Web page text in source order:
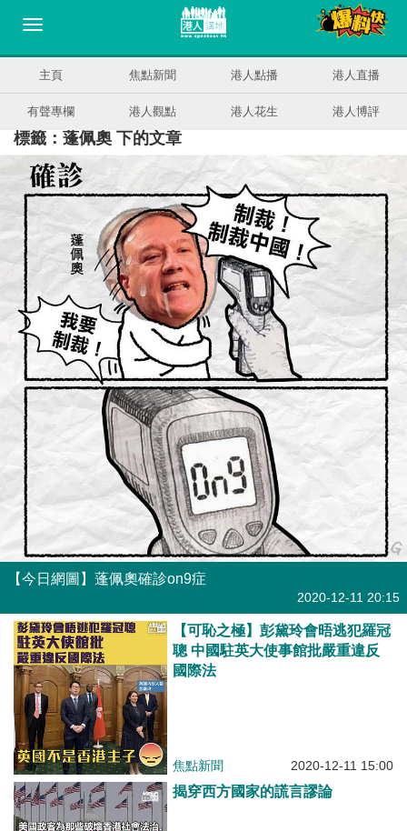
主頁 焦點新聞 港人點播 港人直播
有聲專欄 港人觀點 港人花生 港人博評
標籤：蓬佩奧 下的文章
【今日網圖】蓬佩奧確診on9症
2020-12-11 20:15
【可恥之極】彭黛玲會晤逃犯羅冠
聰 中國駐英大使事館批嚴重違反
國際法
焦點新聞 2020-12-11 15:00
揭穿西方國家的謊言謬論